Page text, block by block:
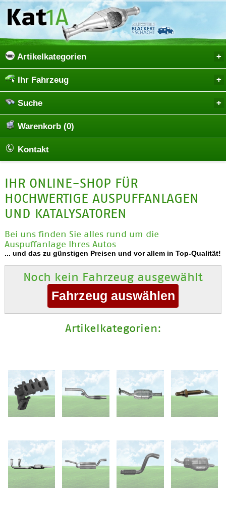
Artikelkategorien
Ihr Fahrzeug
Suche
Warenkorb (0)
Kontakt
IHR ONLINE-SHOP FÜR
HOCHWERTIGE AUSPUFFANLAGEN
UND KATALYSATOREN
Bei uns finden Sie alles rund um die
Auspuffanlage Ihres Autos
... und das zu günstigen Preisen und vor allem in Top-Qualität!
Noch kein Fahrzeug ausgewählt
Artikelkategorien: